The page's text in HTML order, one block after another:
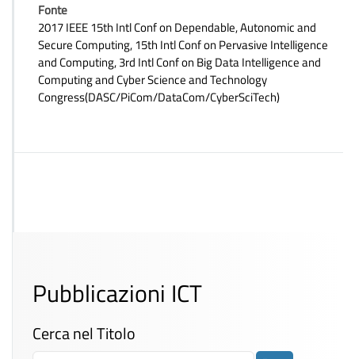
Fonte
2017 IEEE 15th Intl Conf on Dependable, Autonomic and
Secure Computing, 15th Intl Conf on Pervasive Intelligence
and Computing, 3rd Intl Conf on Big Data Intelligence and
Computing and Cyber Science and Technology
Congress(DASC/PiCom/DataCom/CyberSciTech)
Pubblicazioni ICT
Cerca nel Titolo